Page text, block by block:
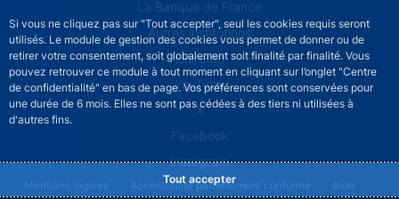
Si vous ne cliquez pas sur "Tout accepter", seul les cookies requis seront
utilisés. Le module de gestion des cookies vous permet de donner ou de
retirer votre consentement, soit globalement soit finalité par finalité. Vous
pouvez retrouver ce module à tout moment en cliquant sur l’onglet "Centre
de confidentialité" en bas de page. Vos préférences sont conservées pour
une durée de 6 mois. Elles ne sont pas cédées à des tiers ni utilisées à
d'autres fins.
Tout accepter
La Banque de France
Autres institutions
LinkedIn
YouTube
X
Facebook
Instagram
ACPR footer legal notice menu
Mentions légales Accessibilité partiellement conforme Aide